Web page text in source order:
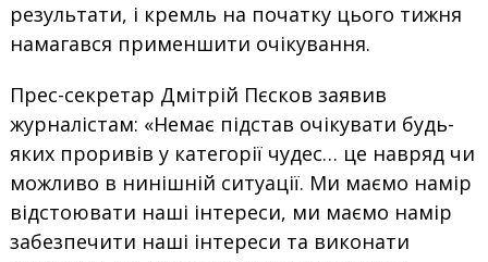
результати, і кремль на початку цього тижня
намагався применшити очікування.
Прес-секретар Дмітрій Пєсков заявив
журналістам: «Немає підстав очікувати будь-
яких проривів у категорії чудес… це навряд чи
можливо в нинішній ситуації. Ми маємо намір
відстоювати наші інтереси, ми маємо намір
забезпечити наші інтереси та виконати